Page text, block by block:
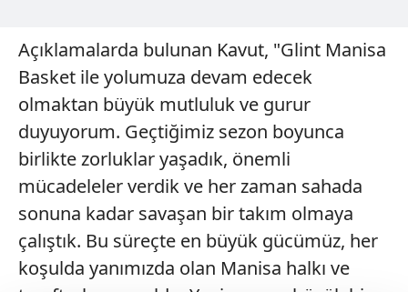
Açıklamalarda bulunan Kavut, "Glint Manisa
Basket ile yolumuza devam edecek
olmaktan büyük mutluluk ve gurur
duyuyorum. Geçtiğimiz sezon boyunca
birlikte zorluklar yaşadık, önemli
mücadeleler verdik ve her zaman sahada
sonuna kadar savaşan bir takım olmaya
çalıştık. Bu süreçte en büyük gücümüz, her
koşulda yanımızda olan Manisa halkı ve